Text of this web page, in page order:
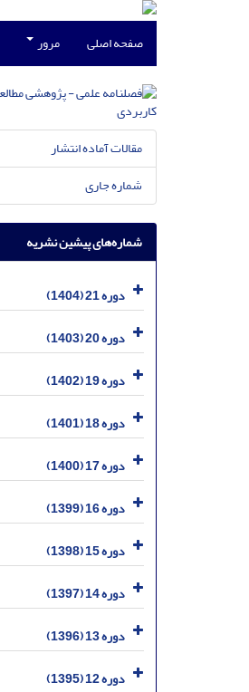
صفحه اصلی مرور
مقالات آماده انتشار
شماره جاری
شماره‌های پیشین نشریه
دوره 21 (1404)
دوره 20 (1403)
دوره 19 (1402)
دوره 18 (1401)
دوره 17 (1400)
دوره 16 (1399)
دوره 15 (1398)
دوره 14 (1397)
دوره 13 (1396)
دوره 12 (1395)